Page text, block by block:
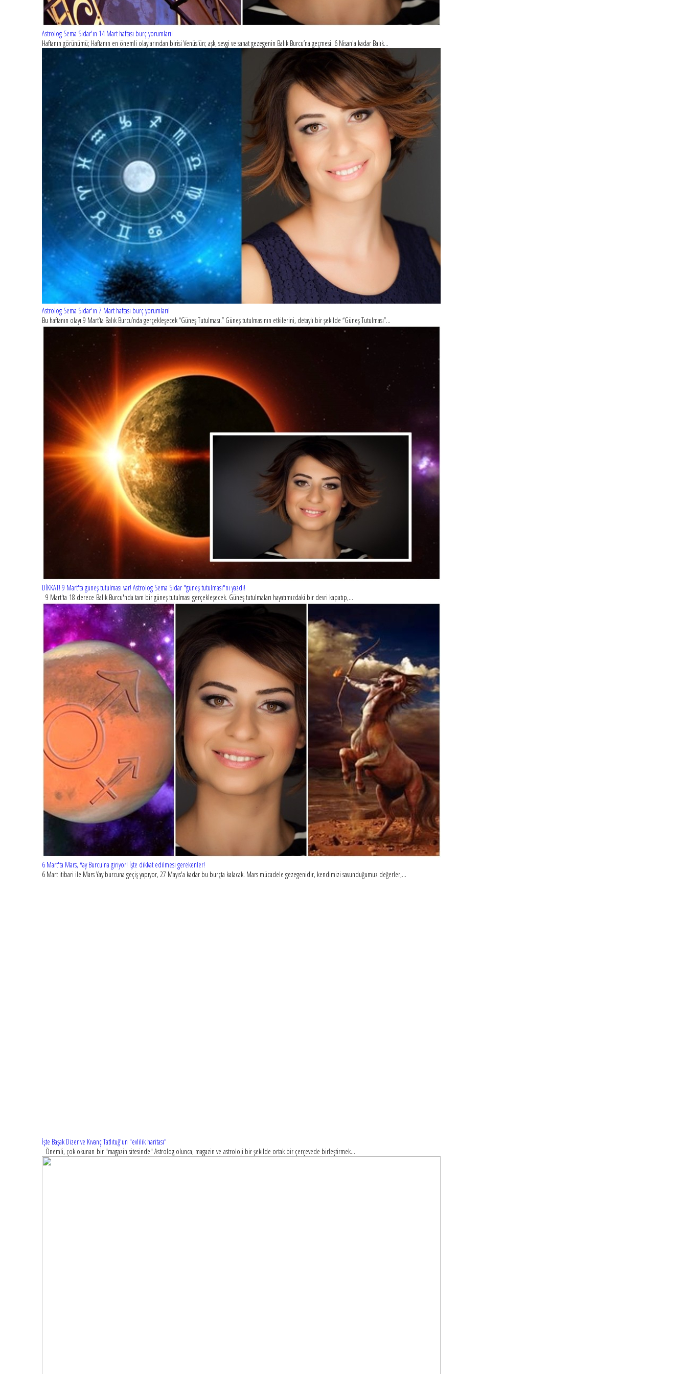
Astrolog Sema Sidar'ın 14 Mart haftası burç yorumları!
Haftanın görünümü; Haftanın en önemli olaylarından birisi Venüs'ün; aşk, sevgi ve sanat gezegenin Balık Burcu’na geçmesi. 6 Nisan'a kadar Balık...
Astrolog Sema Sidar'ın 7 Mart haftası burç yorumları!
Bu haftanın olayı 9 Mart’ta Balık Burcu’nda gerçekleşecek “Güneş Tutulması.” Güneş tutulmasının etkilerini, detaylı bir şekilde “Güneş Tutulması”...
DİKKAT! 9 Mart'ta güneş tutulması var! Astrolog Sema Sidar "güneş tutulması"nı yazdı!
9 Mart'ta 18 derece Balık Burcu'nda tam bir güneş tutulması gerçekleşecek. Güneş tutulmaları hayatımızdaki bir devri kapatıp,...
6 Mart'ta Mars, Yay Burcu'na giriyor! İşte dikkat edilmesi gerekenler!
6 Mart itibari ile Mars Yay burcuna geçiş yapıyor, 27 Mayıs'a kadar bu burçta kalacak. Mars mücadele gezegenidir, kendimizi savunduğumuz değerler,...
İşte Başak Dizer ve Kıvanç Tatlıtuğ'un "evlilik haritası"
Önemli, çok okunan bir "magazin sitesinde" Astrolog olunca, magazin ve astroloji bir şekilde ortak bir çerçevede birleştirmek...